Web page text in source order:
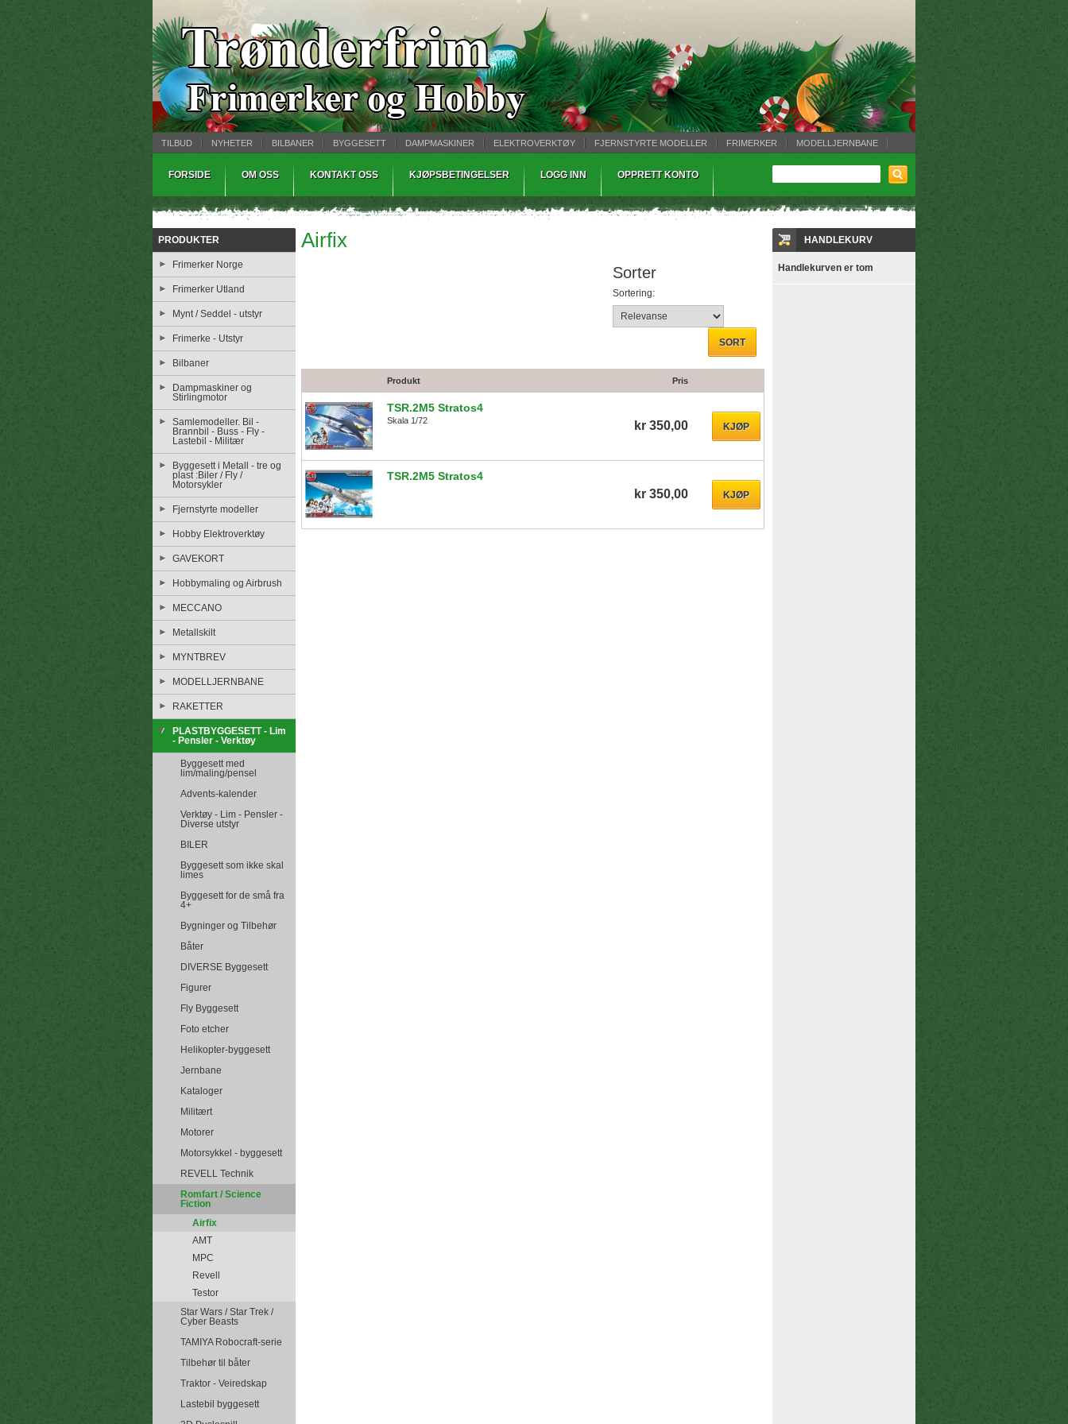
TILBUD NYHETER BILBANER BYGGESETT DAMPMASKINER ELEKTROVERKTØY FJERNSTYRTE MODELLER FRIMERKER
MODELLJERNBANE
FORSIDE OM OSS KONTAKT OSS KJØPSBETINGELSER LOGG INN OPPRETT KONTO
PRODUKTER
Frimerker Norge
Frimerker Utland
Mynt / Seddel - utstyr
Frimerke - Utstyr
Bilbaner
Dampmaskiner og
Stirlingmotor
Samlemodeller. Bil -
Brannbil - Buss - Fly -
Lastebil - Militær
Byggesett i Metall - tre og
plast :Biler / Fly /
Motorsykler
Fjernstyrte modeller
Hobby Elektroverktøy
GAVEKORT
Hobbymaling og Airbrush
MECCANO
Metallskilt
MYNTBREV
MODELLJERNBANE
RAKETTER
PLASTBYGGESETT - Lim
- Pensler - Verktøy
Byggesett med
lim/maling/pensel
Advents-kalender
Verktøy - Lim - Pensler -
Diverse utstyr
BILER
Byggesett som ikke skal
limes
Byggesett for de små fra
4+
Bygninger og Tilbehør
Båter
DIVERSE Byggesett
Figurer
Fly Byggesett
Foto etcher
Helikopter-byggesett
Jernbane
Kataloger
Militært
Motorer
Motorsykkel - byggesett
REVELL Technik
Romfart / Science
Fiction
Airfix
AMT
MPC
Revell
Testor
Star Wars / Star Trek /
Cyber Beasts
TAMIYA Robocraft-serie
Tilbehør til båter
Traktor - Veiredskap
Lastebil byggesett
Airfix
Sorter
Sortering:
Produkt Pris
TSR.2M5 Stratos4
Skala 1/72 kr 350,00
TSR.2M5 Stratos4
kr 350,00
HANDLEKURV
Handlekurven er tom